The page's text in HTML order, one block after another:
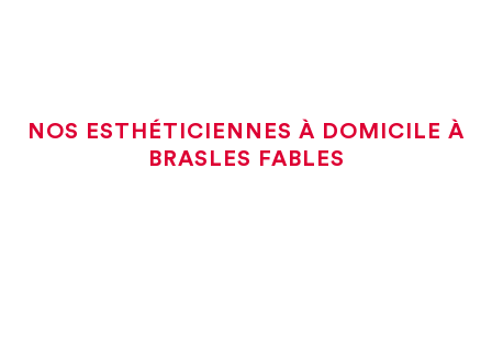
NOS ESTHÉTICIENNES À DOMICILE À
BRASLES FABLES